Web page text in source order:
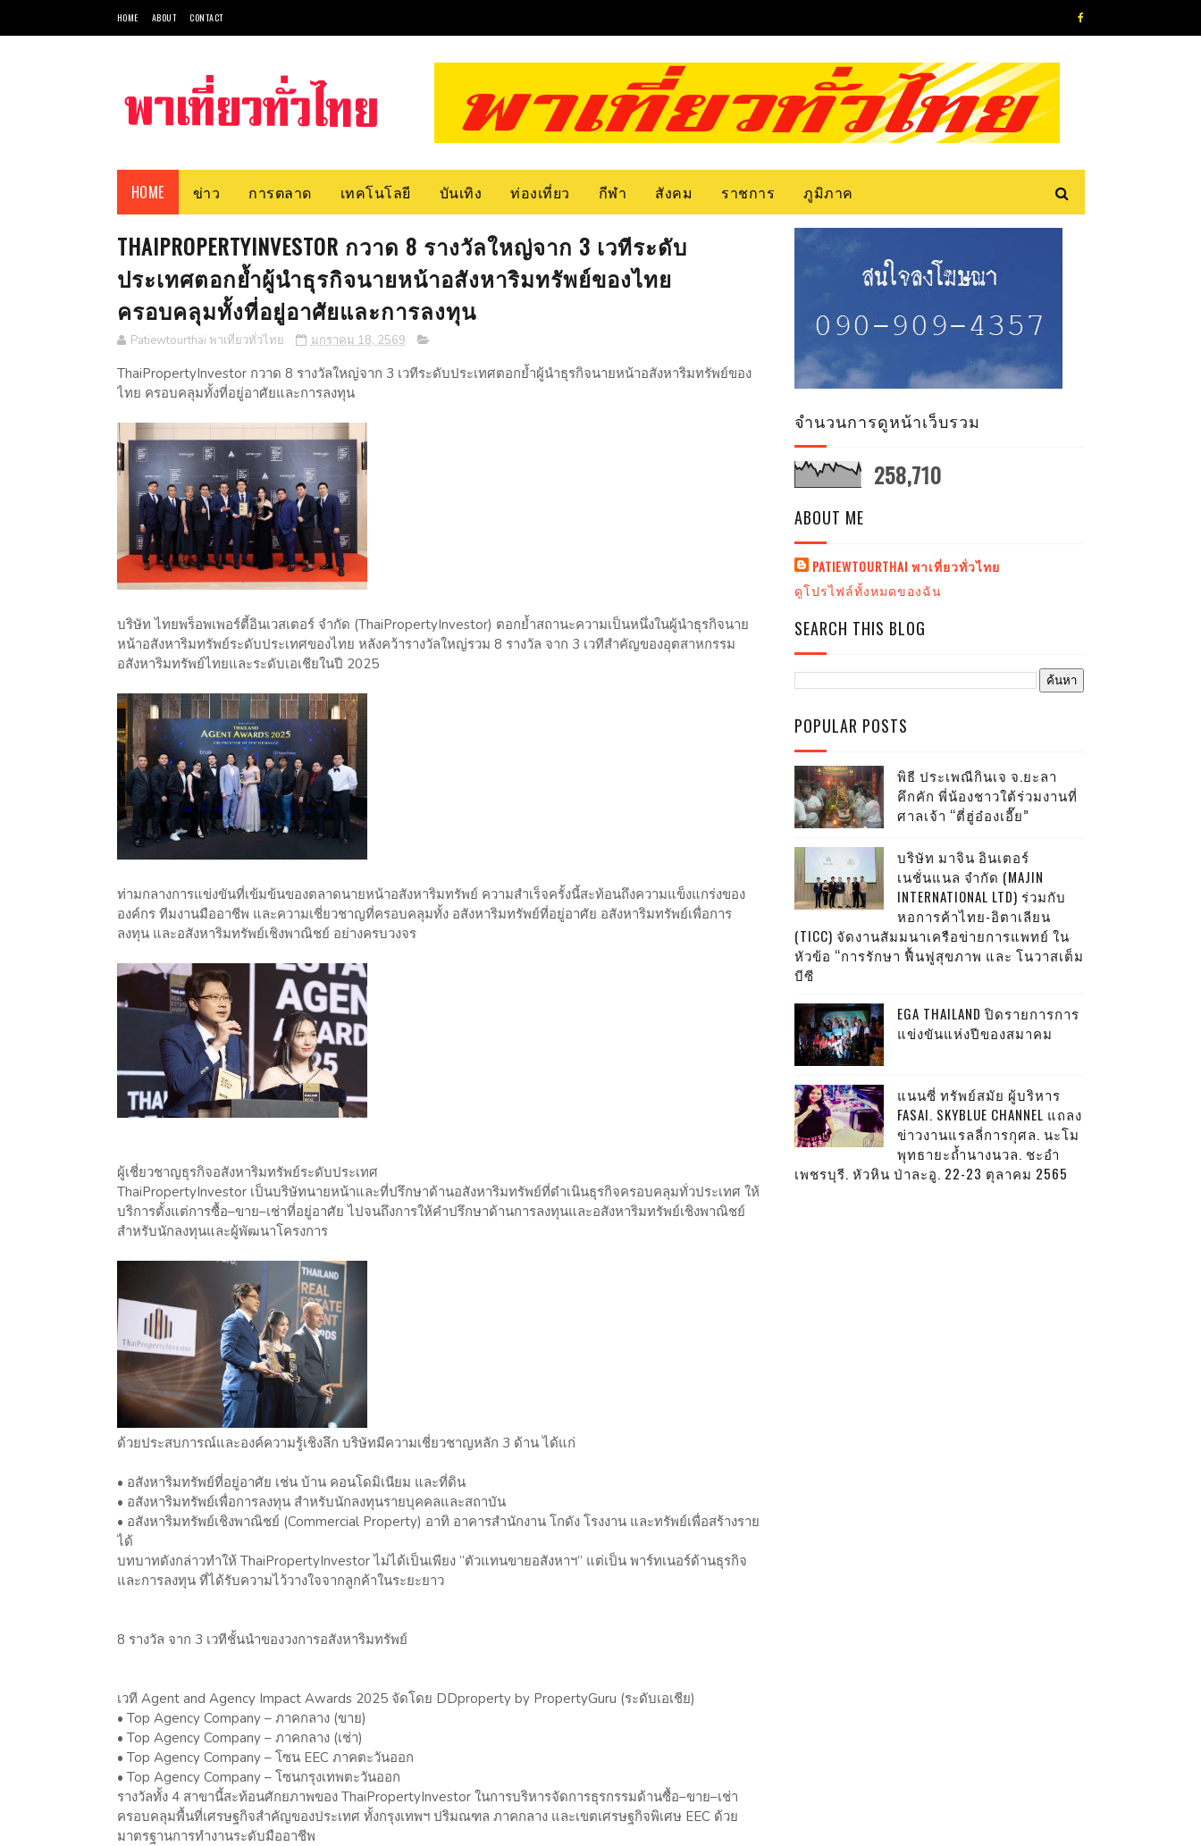
HOME ABOUT CONTACT
HOME ข่าว การตลาด เทคโนโลยี บันเทิง ท่องเที่ยว กีฬา สังคม ราชการ ภูมิภาค
THAIPROPERTYINVESTOR กวาด 8 รางวัลใหญ่จาก 3 เวทีระดับ
ประเทศตอกย้ำผู้นำธุรกิจนายหน้าอสังหาริมทรัพย์ของไทย
ครอบคลุมทั้งที่อยู่อาศัยและการลงทุน
Patiewtourthai พาเที่ยวทั่วไทย มกราคม 18, 2569
ThaiPropertyInvestor กวาด 8 รางวัลใหญ่จาก 3 เวทีระดับประเทศตอกย้ำผู้นำธุรกิจนายหน้าอสังหาริมทรัพย์ของ
ไทย ครอบคลุมทั้งที่อยู่อาศัยและการลงทุน
บริษัท ไทยพร็อพเพอร์ตี้อินเวสเตอร์ จำกัด (ThaiPropertyInvestor) ตอกย้ำสถานะความเป็นหนึ่งในผู้นำธุรกิจนาย
หน้าอสังหาริมทรัพย์ระดับประเทศของไทย หลังคว้ารางวัลใหญ่รวม 8 รางวัล จาก 3 เวทีสำคัญของอุตสาหกรรม
อสังหาริมทรัพย์ไทยและระดับเอเชียในปี 2025
ท่ามกลางการแข่งขันที่เข้มข้นของตลาดนายหน้าอสังหาริมทรัพย์ ความสำเร็จครั้งนี้สะท้อนถึงความแข็งแกร่งของ
องค์กร ทีมงานมืออาชีพ และความเชี่ยวชาญที่ครอบคลุมทั้ง อสังหาริมทรัพย์ที่อยู่อาศัย อสังหาริมทรัพย์เพื่อการ
ลงทุน และอสังหาริมทรัพย์เชิงพาณิชย์ อย่างครบวงจร
ผู้เชี่ยวชาญธุรกิจอสังหาริมทรัพย์ระดับประเทศ
ThaiPropertyInvestor เป็นบริษัทนายหน้าและที่ปรึกษาด้านอสังหาริมทรัพย์ที่ดำเนินธุรกิจครอบคลุมทั่วประเทศ ให้
บริการตั้งแต่การซื้อ–ขาย–เช่าที่อยู่อาศัย ไปจนถึงการให้คำปรึกษาด้านการลงทุนและอสังหาริมทรัพย์เชิงพาณิชย์
สำหรับนักลงทุนและผู้พัฒนาโครงการ
ด้วยประสบการณ์และองค์ความรู้เชิงลึก บริษัทมีความเชี่ยวชาญหลัก 3 ด้าน ได้แก่
• อสังหาริมทรัพย์ที่อยู่อาศัย เช่น บ้าน คอนโดมิเนียม และที่ดิน
• อสังหาริมทรัพย์เพื่อการลงทุน สำหรับนักลงทุนรายบุคคลและสถาบัน
• อสังหาริมทรัพย์เชิงพาณิชย์ (Commercial Property) อาทิ อาคารสำนักงาน โกดัง โรงงาน และทรัพย์เพื่อสร้างราย
ได้
บทบาทดังกล่าวทำให้ ThaiPropertyInvestor ไม่ได้เป็นเพียง “ตัวแทนขายอสังหาฯ” แต่เป็น พาร์ทเนอร์ด้านธุรกิจ
และการลงทุน ที่ได้รับความไว้วางใจจากลูกค้าในระยะยาว
8 รางวัล จาก 3 เวทีชั้นนำของวงการอสังหาริมทรัพย์
เวที Agent and Agency Impact Awards 2025 จัดโดย DDproperty by PropertyGuru (ระดับเอเชีย)
• Top Agency Company – ภาคกลาง (ขาย)
• Top Agency Company – ภาคกลาง (เช่า)
• Top Agency Company – โซน EEC ภาคตะวันออก
• Top Agency Company – โซนกรุงเทพตะวันออก
รางวัลทั้ง 4 สาขานี้สะท้อนศักยภาพของ ThaiPropertyInvestor ในการบริหารจัดการธุรกรรมด้านซื้อ–ขาย–เช่า
ครอบคลุมพื้นที่เศรษฐกิจสำคัญของประเทศ ทั้งกรุงเทพฯ ปริมณฑล ภาคกลาง และเขตเศรษฐกิจพิเศษ EEC ด้วย
มาตรฐานการทำงานระดับมืออาชีพ
จำนวนการดูหน้าเว็บรวม
258,710
ABOUT ME
PATIEWTOURTHAI พาเที่ยวทั่วไทย
ดูโปรไฟล์ทั้งหมดของฉัน
SEARCH THIS BLOG
POPULAR POSTS
พิธี ประเพณีกินเจ จ.ยะลา
คึกคัก พี่น้องชาวใต้ร่วมงานที่
ศาลเจ้า “ตี่ฮู่อ๋องเอี๊ย”
บริษัท มาจิน อินเตอร์
เนชั่นแนล จำกัด (MAJIN
INTERNATIONAL LTD) ร่วมกับ
หอการค้าไทย-อิตาเลียน
(TICC) จัดงานสัมมนาเครือข่ายการแพทย์ ใน
หัวข้อ “การรักษา ฟื้นฟูสุขภาพ และ โนวาสเต็ม
บีซี
EGA THAILAND ปิดรายการการ
แข่งขันแห่งปีของสมาคม
แนนซี่ ทรัพย์สมัย ผู้บริหาร
FASAI. SKYBLUE CHANNEL แถลง
ข่าวงานแรลลี่การกุศล. นะโม
พุทธายะถ้ำนางนวล. ชะอำ
เพชรบุรี. หัวหิน ป่าละอู. 22-23 ตุลาคม 2565